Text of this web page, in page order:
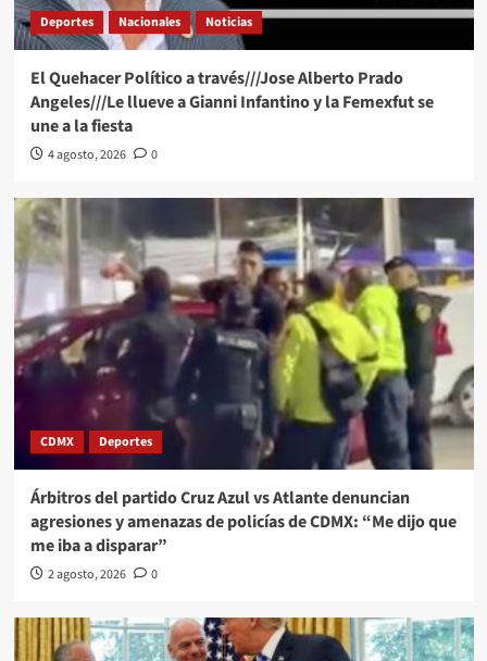
Deportes Nacionales Noticias
El Quehacer Político a través///Jose Alberto Prado
Angeles///Le llueve a Gianni Infantino y la Femexfut se
une a la fiesta
4 agosto, 2026 0
CDMX Deportes
Árbitros del partido Cruz Azul vs Atlante denuncian
agresiones y amenazas de policías de CDMX: “Me dijo que
me iba a disparar”
2 agosto, 2026 0